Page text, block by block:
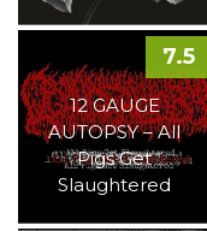
12 GAUGE
AUTOPSY – All
Pigs Get
Slaughtered
7.5